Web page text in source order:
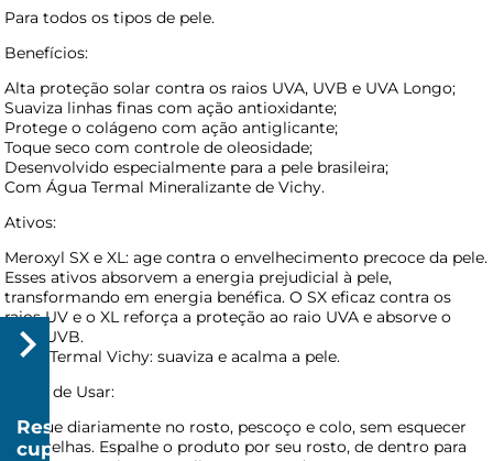
Para todos os tipos de pele.
Benefícios:
Alta proteção solar contra os raios UVA, UVB e UVA Longo;
Suaviza linhas finas com ação antioxidante;
Protege o colágeno com ação antiglicante;
Toque seco com controle de oleosidade;
Desenvolvido especialmente para a pele brasileira;
Com Água Termal Mineralizante de Vichy.
Ativos:
Meroxyl SX e XL: age contra o envelhecimento precoce da pele.
Esses ativos absorvem a energia prejudicial à pele,
transformando em energia benéfica. O SX eficaz contra os
raios UV e o XL reforça a proteção ao raio UVA e absorve o
raios UVB.
Água Termal Vichy: suaviza e acalma a pele.
Modo de Usar:
Aplique diariamente no rosto, pescoço e colo, sem esquecer
das orelhas. Espalhe o produto por seu rosto, de dentro para
Resgatar
cupom